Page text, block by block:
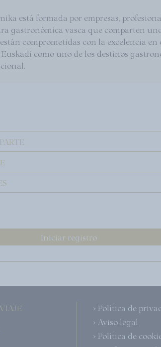
está formada por empresas,
gastronómica vasca que comparten
comprometidas con la excelencia en
como uno de los destinos
Iniciar registro
> Política de
> Aviso legal
> Política de